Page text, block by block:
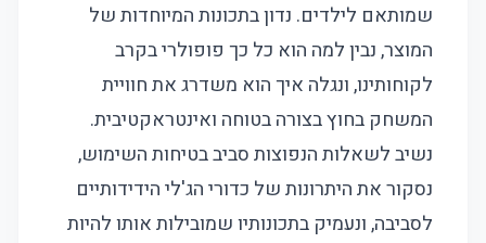
שמותאם לילדים. נדון בתכונות המיוחדות של
המוצר, נבין למה הוא כל כך פופולרי בקרב
לקוחותינו, ונגלה איך הוא משדרג את חוויית
המשחק בחוץ בצורה בטוחה ואינטראקטיבית.
נשיב לשאלות הנפוצות סביב בטיחות השימוש,
נסקור את היתרונות של כדורי הג'לי הידידותיים
לסביבה, ונעמיק בתכונותיו שמובילות אותו להיות